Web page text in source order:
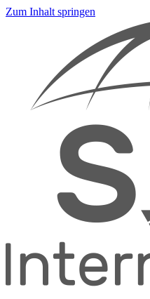
Zum Inhalt springen